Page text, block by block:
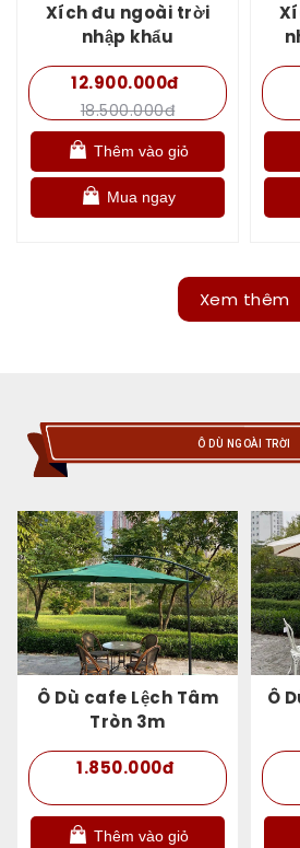
Xích đu ngoài trời
nhập khẩu
12.900.000đ
18.500.000đ
Thêm vào giỏ
Mua ngay
Xem thêm
Ô DÙ NGOÀI TRỜI
Ô Dù cafe Lệch Tâm
Tròn 3m
1.850.000đ
Thêm vào giỏ
Ô